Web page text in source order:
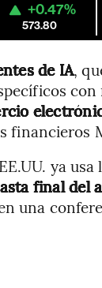
+0.47%
573.80
de IA,
financieros
ya
final del
una